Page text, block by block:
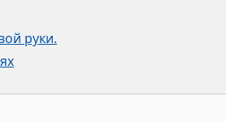
руки.